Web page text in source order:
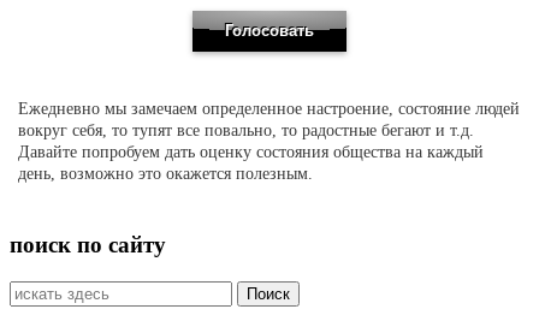
Ежедневно мы замечаем определенное настроение, состояние людей
вокруг себя, то тупят все повально, то радостные бегают и т.д.
Давайте попробуем дать оценку состояния общества на каждый
день, возможно это окажется полезным.
поиск по сайту
Искать: